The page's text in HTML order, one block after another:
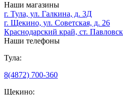
Наши магазины
г. Тула, ул. Галкина, д. 3Д
г. Щекино, ул. Советская, д. 26
Краснодарский край, ст.
Наши телефоны
Тула:
8(4872) 700-360
Щекино: